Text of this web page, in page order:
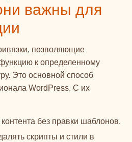
важны для
позволяющие
к определенному
Это основной способ
WordPress. С их
без правки шаблонов.
скрипты и стили в